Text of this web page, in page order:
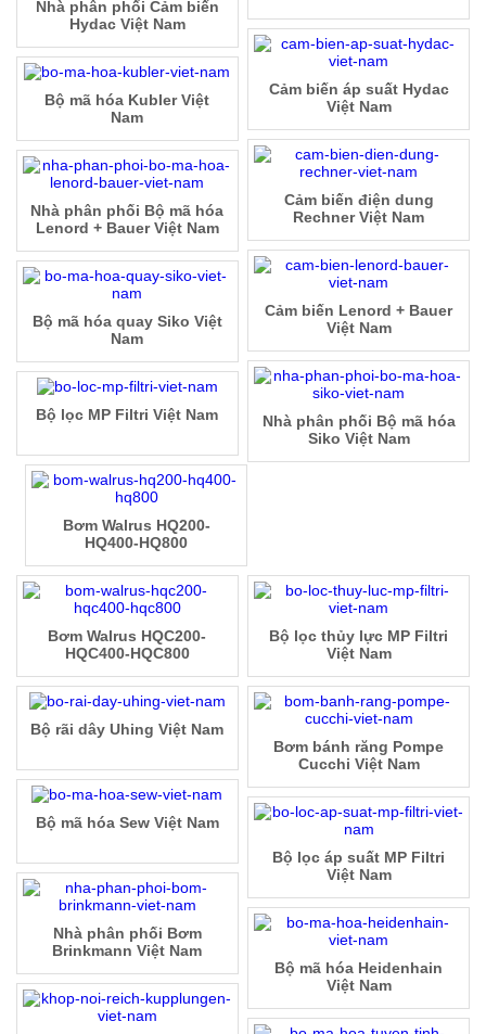
Nhà phân phối Cảm biến
Hydac Việt Nam
Cảm biến áp suất Hydac
Việt Nam
Bộ mã hóa Kubler Việt
Nam
Cảm biến điện dung
Rechner Việt Nam
Nhà phân phối Bộ mã hóa
Lenord + Bauer Việt Nam
Cảm biến Lenord + Bauer
Việt Nam
Bộ mã hóa quay Siko Việt
Nam
Nhà phân phối Bộ mã hóa
Siko Việt Nam
Bộ lọc MP Filtri Việt Nam
Bơm Walrus HQ200-
HQ400-HQ800
Bơm Walrus HQC200-
HQC400-HQC800
Bộ lọc thủy lực MP Filtri
Việt Nam
Bộ rãi dây Uhing Việt Nam
Bơm bánh răng Pompe
Cucchi Việt Nam
Bộ mã hóa Sew Việt Nam
Bộ lọc áp suất MP Filtri
Việt Nam
Nhà phân phối Bơm
Brinkmann Việt Nam
Bộ mã hóa Heidenhain
Việt Nam